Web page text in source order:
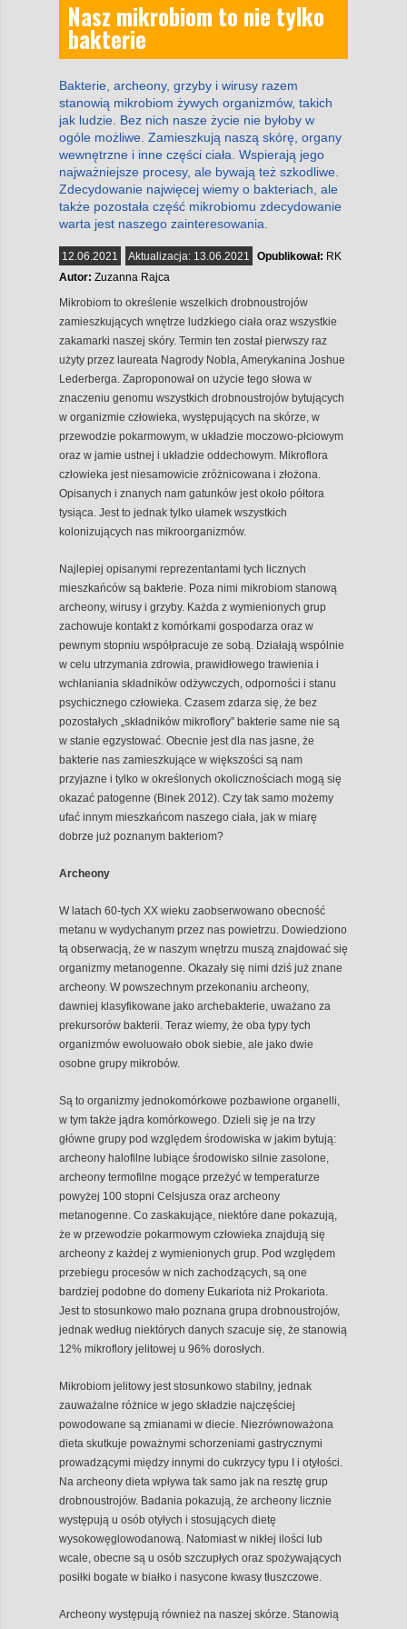
Nasz mikrobiom to nie tylko
bakterie
Bakterie, archeony, grzyby i wirusy razem
stanowią mikrobiom żywych organizmów, takich
jak ludzie. Bez nich nasze życie nie byłoby w
ogóle możliwe. Zamieszkują naszą skórę, organy
wewnętrzne i inne części ciała. Wspierają jego
najważniejsze procesy, ale bywają też szkodliwe.
Zdecydowanie najwięcej wiemy o bakteriach, ale
także pozostała część mikrobiomu zdecydowanie
warta jest naszego zainteresowania.
12.06.2021 Aktualizacja: 13.06.2021 Opublikował: RK
Autor: Zuzanna Rajca
Mikrobiom to określenie wszelkich drobnoustrojów
zamieszkujących wnętrze ludzkiego ciała oraz wszystkie
zakamarki naszej skóry. Termin ten został pierwszy raz
użyty przez laureata Nagrody Nobla, Amerykanina Joshue
Lederberga. Zaproponował on użycie tego słowa w
znaczeniu genomu wszystkich drobnoustrojów bytujących
w organizmie człowieka, występujących na skórze, w
przewodzie pokarmowym, w układzie moczowo-płciowym
oraz w jamie ustnej i układzie oddechowym. Mikroflora
człowieka jest niesamowicie zróżnicowana i złożona.
Opisanych i znanych nam gatunków jest około półtora
tysiąca. Jest to jednak tylko ułamek wszystkich
kolonizujących nas mikroorganizmów.
Najlepiej opisanymi reprezentantami tych licznych
mieszkańców są bakterie. Poza nimi mikrobiom stanową
archeony, wirusy i grzyby. Każda z wymienionych grup
zachowuje kontakt z komórkami gospodarza oraz w
pewnym stopniu współpracuje ze sobą. Działają wspólnie
w celu utrzymania zdrowia, prawidłowego trawienia i
wchłaniania składników odżywczych, odporności i stanu
psychicznego człowieka. Czasem zdarza się, że bez
pozostałych „składników mikroflory” bakterie same nie są
w stanie egzystować. Obecnie jest dla nas jasne, że
bakterie nas zamieszkujące w większości są nam
przyjazne i tylko w określonych okolicznościach mogą się
okazać patogenne (Binek 2012). Czy tak samo możemy
ufać innym mieszkańcom naszego ciała, jak w miarę
dobrze już poznanym bakteriom?
Archeony
W latach 60-tych XX wieku zaobserwowano obecność
metanu w wydychanym przez nas powietrzu. Dowiedziono
tą obserwacją, że w naszym wnętrzu muszą znajdować się
organizmy metanogenne. Okazały się nimi dziś już znane
archeony. W powszechnym przekonaniu archeony,
dawniej klasyfikowane jako archebakterie, uważano za
prekursorów bakterii. Teraz wiemy, że oba typy tych
organizmów ewoluowało obok siebie, ale jako dwie
osobne grupy mikrobów.
Są to organizmy jednokomórkowe pozbawione organelli,
w tym także jądra komórkowego. Dzieli się je na trzy
główne grupy pod względem środowiska w jakim bytują:
archeony halofilne lubiące środowisko silnie zasolone,
archeony termofilne mogące przeżyć w temperaturze
powyżej 100 stopni Celsjusza oraz archeony
metanogenne. Co zaskakujące, niektóre dane pokazują,
że w przewodzie pokarmowym człowieka znajdują się
archeony z każdej z wymienionych grup. Pod względem
przebiegu procesów w nich zachodzących, są one
bardziej podobne do domeny Eukariota niż Prokariota.
Jest to stosunkowo mało poznana grupa drobnoustrojów,
jednak według niektórych danych szacuje się, że stanowią
12% mikroflory jelitowej u 96% dorosłych.
Mikrobiom jelitowy jest stosunkowo stabilny, jednak
zauważalne różnice w jego składzie najczęściej
powodowane są zmianami w diecie. Niezrównoważona
dieta skutkuje poważnymi schorzeniami gastrycznymi
prowadzącymi między innymi do cukrzycy typu I i otyłości.
Na archeony dieta wpływa tak samo jak na resztę grup
drobnoustrojów. Badania pokazują, że archeony licznie
występują u osób otyłych i stosujących dietę
wysokowęglowodanową. Natomiast w nikłej ilości lub
wcale, obecne są u osób szczupłych oraz spożywających
posiłki bogate w białko i nasycone kwasy tłuszczowe.
Archeony występują również na naszej skórze. Stanowią